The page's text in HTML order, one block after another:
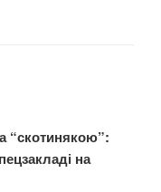
“скотинякою”:
на